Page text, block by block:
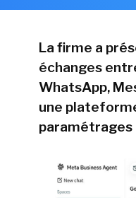
La firme a
échanges
WhatsApp,
une
paramétrages